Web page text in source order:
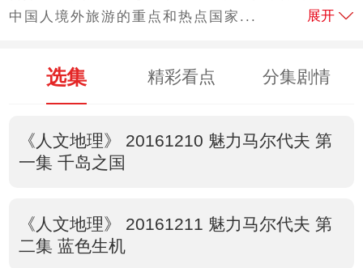
中国人境外旅游的重点和热点国家...
展开
选集 精彩看点 分集剧情
《人文地理》 20161210 魅力马尔代夫 第
一集 千岛之国
《人文地理》 20161211 魅力马尔代夫 第
二集 蓝色生机